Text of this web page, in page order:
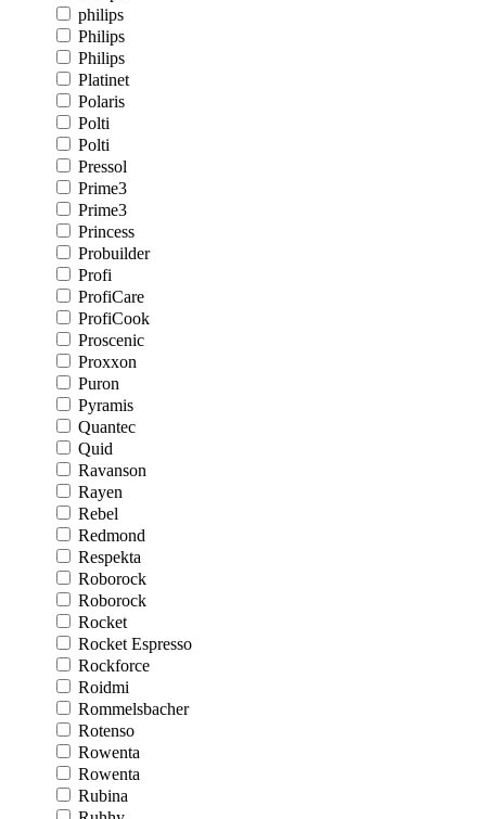
philips
Philips
Philips
Platinet
Polaris
Polti
Polti
Pressol
Prime3
Prime3
Princess
Probuilder
Profi
ProfiCare
ProfiCook
Proscenic
Proxxon
Puron
Pyramis
Quantec
Quid
Ravanson
Rayen
Rebel
Redmond
Respekta
Roborock
Roborock
Rocket
Rocket Espresso
Rockforce
Roidmi
Rommelsbacher
Rotenso
Rowenta
Rowenta
Rubina